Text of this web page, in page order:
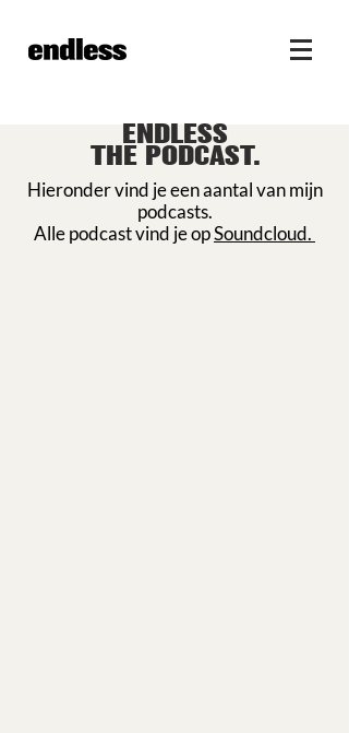
ENDLESS
THE PODCAST.
Hieronder vind je een aantal van mijn
podcasts.
Alle podcast vind je opSoundcloud.